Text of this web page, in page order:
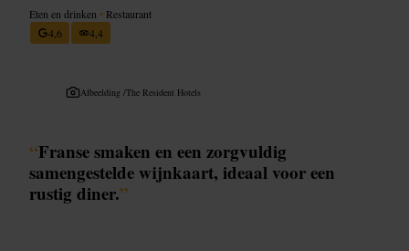
Eten en drinken • Restaurant
4,6
4,4
Afbeelding /The Resident Hotels
“Franse smaken en een zorgvuldig
samengestelde wijnkaart, ideaal voor een
rustig diner.”